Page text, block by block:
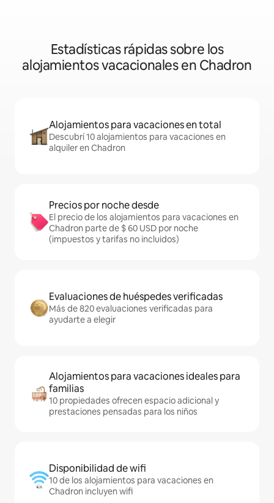
Estadísticas rápidas sobre los
alojamientos vacacionales en Chadron
Alojamientos para vacaciones en total
Descubrí 10 alojamientos para vacaciones en
alquiler en Chadron
Precios por noche desde
El precio de los alojamientos para vacaciones en
Chadron parte de $ 60 USD por noche
(impuestos y tarifas no incluidos)
Evaluaciones de huéspedes verificadas
Más de 820 evaluaciones verificadas para
ayudarte a elegir
Alojamientos para vacaciones ideales para
familias
10 propiedades ofrecen espacio adicional y
prestaciones pensadas para los niños
Disponibilidad de wifi
10 de los alojamientos para vacaciones en
Chadron incluyen wifi